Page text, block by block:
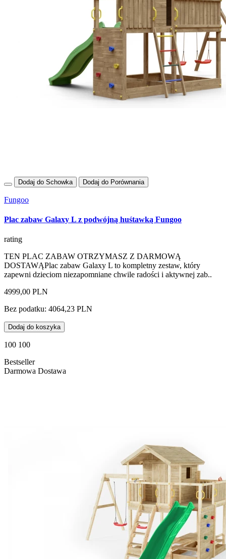
Dodaj do Schowka Dodaj do Porównania
Fungoo
Plac zabaw Galaxy L z podwójną huśtawką Fungoo
rating
TEN PLAC ZABAW OTRZYMASZ Z DARMOWĄ
DOSTAWĄPlac zabaw Galaxy L to kompletny zestaw, który
zapewni dzieciom niezapomniane chwile radości i aktywnej zab..
4999,00 PLN
Bez podatku: 4064,23 PLN
Dodaj do koszyka
100 100
Bestseller
Darmowa Dostawa